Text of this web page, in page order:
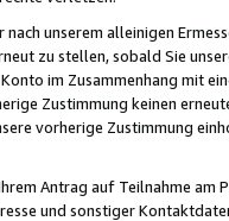
unserem alleinigen
zu stellen, sobald Sie
im Zusammenhang mit
Zustimmung keinen
vorherige Zustimmung
Antrag auf Teilnahme
und sonstiger